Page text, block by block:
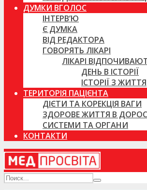
ДУМКИ ВГОЛОС
ІНТЕРВ’Ю
Є ДУМКА
ВІД РЕДАКТОРА
ГОВОРЯТЬ ЛІКАРІ
ЛІКАРІ
ДЕНЬ В ІСТОРІЇ
ІСТОРІЇ З ЖИТТЯ
ТЕРИТОРІЯ ПАЦІЄНТА
ДІЄТИ ТА КОРЕКЦІЯ ВАГИ
ЗДОРОВЕ ЖИТТЯ В
СИСТЕМИ ТА ОРГАНИ
КОНТАКТИ